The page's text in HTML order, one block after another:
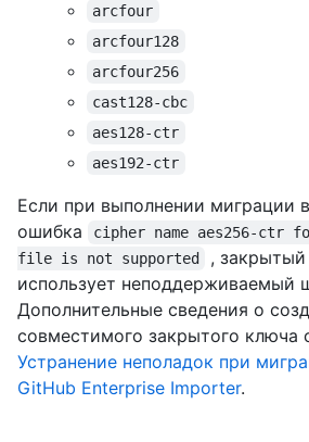
arcfour
arcfour128
arcfour256
cast128-cbc
aes128-ctr
aes192-ctr
Если при выполнении миграции
ошибка
cipher name aes256-ctr
file is not supported
,
использует неподдерживаемый
Дополнительные сведения о
совместимого закрытого ключа
Устранение неполадок при
GitHub Enterprise Importer.